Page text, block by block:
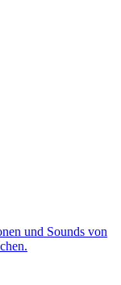
und Sounds von